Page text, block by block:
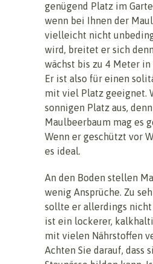
genügend Platz im
wenn bei Ihnen der
vielleicht nicht
wird, breitet er sich
wächst bis zu 4 Meter
Er ist also für einen
mit viel Platz geeignet.
sonnigen Platz aus,
Maulbeerbaum mag es
Wenn er geschützt vor
es ideal.
An den Boden stellen
wenig Ansprüche. Zu
sollte er allerdings nicht
ist ein lockerer,
mit vielen Nährstoffen
Achten Sie darauf, dass